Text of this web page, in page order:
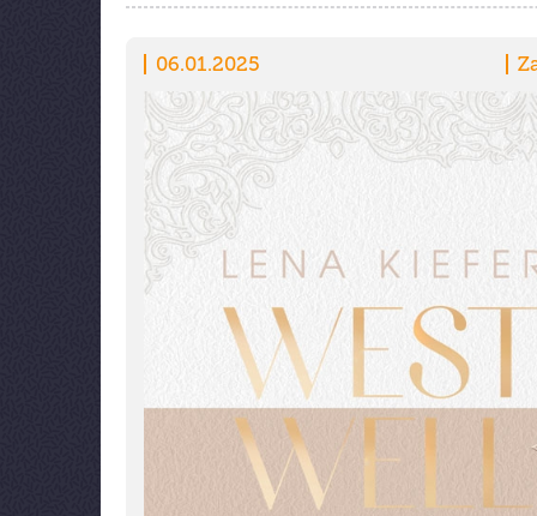
06.01.2025